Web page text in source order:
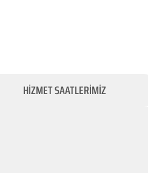
HİZMET SAATLERİMİZ